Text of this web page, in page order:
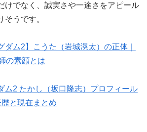
けでなく、誠実さや一途さをアピール
そうです。
ダム2】こうた（岩城滉太）の正体｜
の素顔とは
ム2 たかし（坂口隆志）プロフィール
歴と現在まとめ